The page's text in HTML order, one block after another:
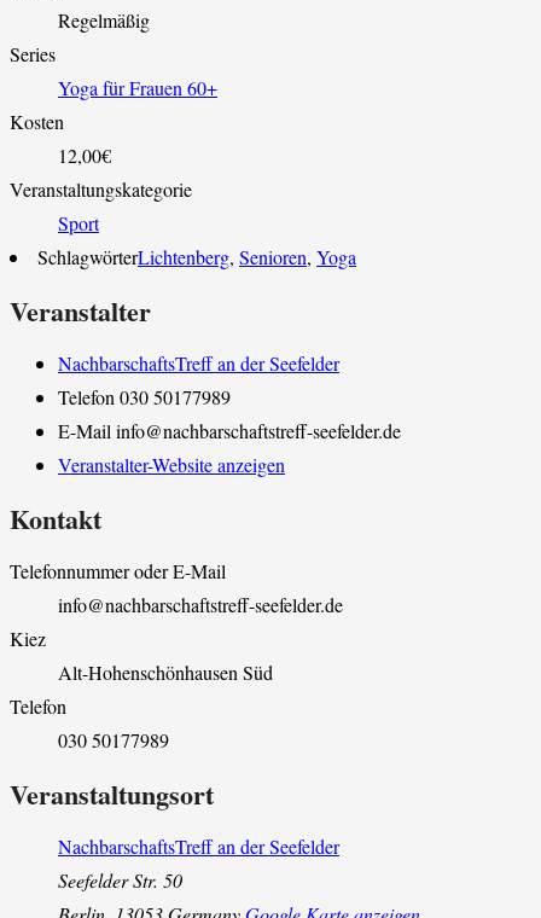
Regelmäßig
Series
Yoga für Frauen 60+
Kosten
12,00€
Veranstaltungskategorie
Sport
SchlagwörterLichtenberg, Senioren, Yoga
Veranstalter
NachbarschaftsTreff an der Seefelder
Telefon 030 50177989
E-Mail info@nachbarschaftstreff-seefelder.de
Veranstalter-Website anzeigen
Kontakt
Telefonnummer oder E-Mail
info@nachbarschaftstreff-seefelder.de
Kiez
Alt-Hohenschönhausen Süd
Telefon
030 50177989
Veranstaltungsort
NachbarschaftsTreff an der Seefelder
Seefelder Str. 50